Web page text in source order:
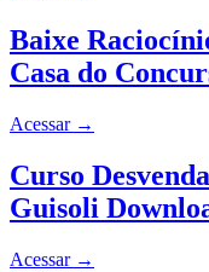
Baixe
Casa do
Acessar →
Curso
Guisoli
Acessar →